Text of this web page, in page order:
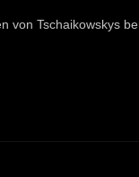
von Tschaikowskys